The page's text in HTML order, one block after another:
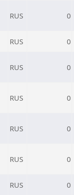
RUS 0
RUS 0
RUS 0
RUS 0
RUS 0
RUS 0
RUS 0